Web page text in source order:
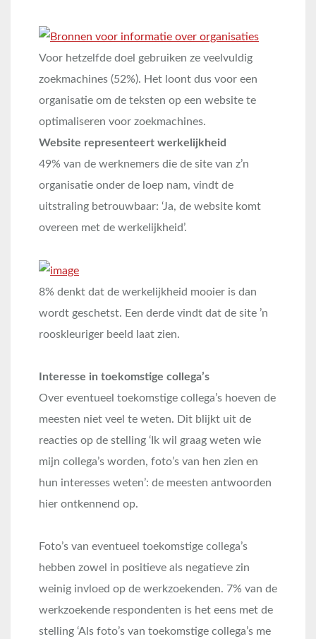
Voor hetzelfde doel gebruiken ze veelvuldig
zoekmachines (52%). Het loont dus voor een
organisatie om de teksten op een website te
optimaliseren voor zoekmachines.
Website representeert werkelijkheid
49% van de werknemers die de site van z’n
organisatie onder de loep nam, vindt de
uitstraling betrouwbaar: ‘Ja, de website komt
overeen met de werkelijkheid’.
8% denkt dat de werkelijkheid mooier is dan
wordt geschetst. Een derde vindt dat de site ’n
rooskleuriger beeld laat zien.
Interesse in toekomstige collega’s
Over eventueel toekomstige collega’s hoeven de
meesten niet veel te weten. Dit blijkt uit de
reacties op de stelling ‘Ik wil graag weten wie
mijn collega’s worden, foto’s van hen zien en
hun interesses weten’: de meesten antwoorden
hier ontkennend op.
Foto’s van eventueel toekomstige collega’s
hebben zowel in positieve als negatieve zin
weinig invloed op de werkzoekenden. 7% van de
werkzoekende respondenten is het eens met de
stelling ‘Als foto’s van toekomstige collega’s me